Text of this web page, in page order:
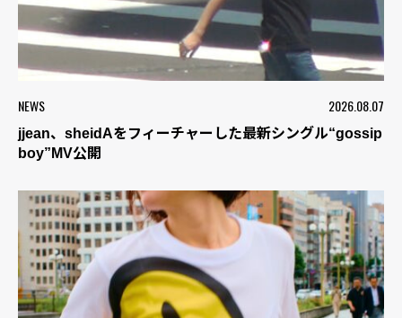
NEWS 2026.08.07
jjean、sheidAをフィーチャーした最新シングル“gossip
boy”MV公開